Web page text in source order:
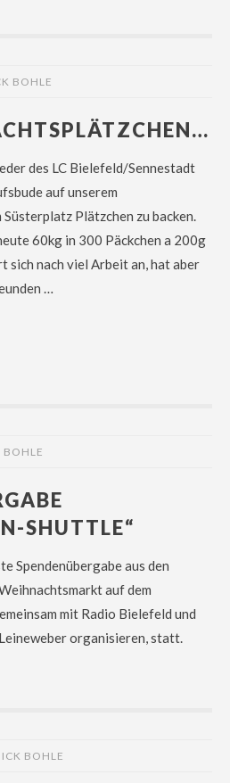
BOHLE
des LC Bielefeld/Sennestadt
auf unserem
Plätzchen zu backen.
60kg in 300 Päckchen a 200g
sich nach viel Arbeit an, hat aber
…
BOHLE
SHUTTLE“
Spendenübergabe aus den
auf dem
mit Radio Bielefeld und
organisieren, statt.
BOHLE